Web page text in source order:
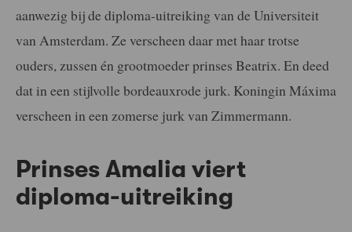
aanwezig bij de diploma-uitreiking van de Universiteit
van Amsterdam. Ze verscheen daar met haar trotse
ouders, zussen én grootmoeder prinses Beatrix. En deed
dat in een stijlvolle bordeauxrode jurk. Koningin Máxima
verscheen in een zomerse jurk van Zimmermann.
Prinses Amalia viert
diploma-uitreiking